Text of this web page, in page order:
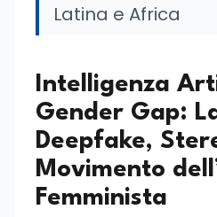
Latina e Africa
Intelligenza
Gender Gap:
Deepfake,
Movimento
Femminista